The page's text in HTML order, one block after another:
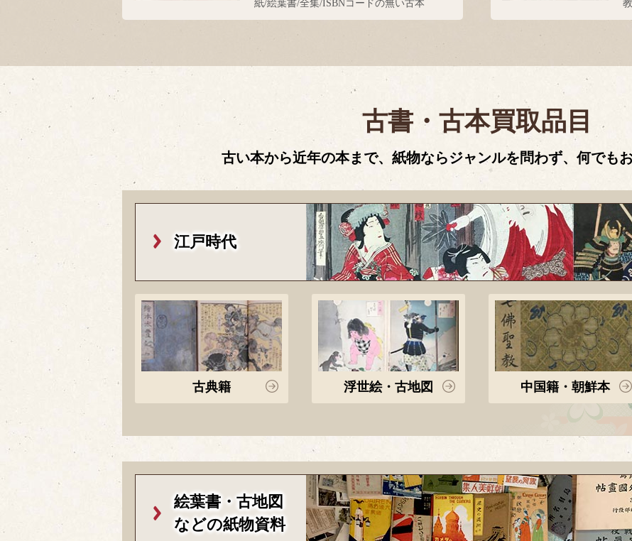
紙/絵葉書/全集/ISBNコードの無い古本
古書・古本買取品目
古い本から近年の本まで、紙物ならジャンルを問わず、何でもお
江戸時代
古典籍 浮世絵・古地図 中国籍・朝鮮本
絵葉書・古地図
などの紙物資料